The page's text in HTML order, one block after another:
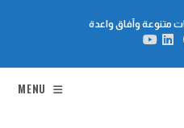
متنوعة وآفاق واعدة
MENU